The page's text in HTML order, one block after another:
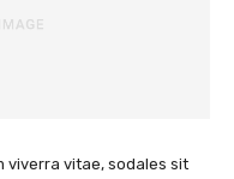
viverra vitae, sodales sit